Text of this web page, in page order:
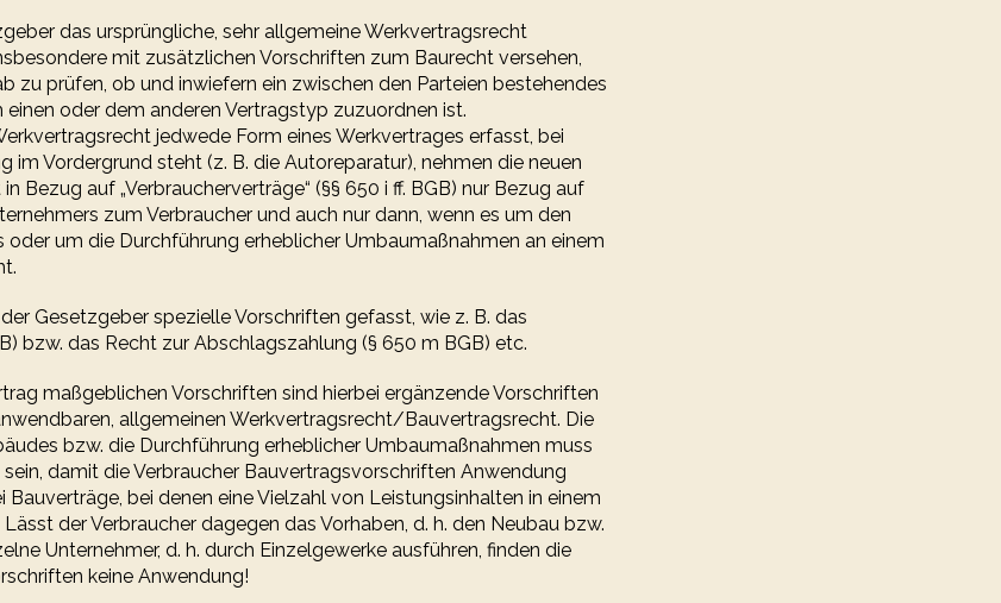
das ursprüngliche, sehr allgemeine Werkvertragsrecht
mit zusätzlichen Vorschriften zum Baurecht versehen,
zu prüfen, ob und inwiefern ein zwischen den Parteien bestehendes
oder dem anderen Vertragstyp zuzuordnen ist.
jedwede Form eines Werkvertrages erfasst, bei
im Vordergrund steht (z. B. die Autoreparatur), nehmen die neuen
Bezug auf „Verbraucherverträge“ (§§ 650 i ff. BGB) nur Bezug auf
zum Verbraucher und auch nur dann, wenn es um den
oder um die Durchführung erheblicher Umbaumaßnahmen an einem
Gesetzgeber spezielle Vorschriften gefasst, wie z. B. das
bzw. das Recht zur Abschlagszahlung (§ 650 m BGB) etc.
maßgeblichen Vorschriften sind hierbei ergänzende Vorschriften
allgemeinen Werkvertragsrecht/Bauvertragsrecht. Die
bzw. die Durchführung erheblicher Umbaumaßnahmen muss
damit die Verbraucher Bauvertragsvorschriften Anwendung
Bauverträge, bei denen eine Vielzahl von Leistungsinhalten in einem
der Verbraucher dagegen das Vorhaben, d. h. den Neubau bzw.
Unternehmer, d. h. durch Einzelgewerke ausführen, finden die
keine Anwendung!